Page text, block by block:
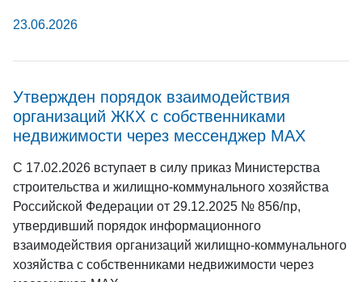
23.06.2026
Утвержден порядок взаимодействия
организаций ЖКХ с собственниками
недвижимости через мессенджер MAX
С 17.02.2026 вступает в силу приказ Министерства
строительства и жилищно-коммунального хозяйства
Российской Федерации от 29.12.2025 № 856/пр,
утвердивший порядок информационного
взаимодействия организаций жилищно-коммунального
хозяйства с собственниками недвижимости через